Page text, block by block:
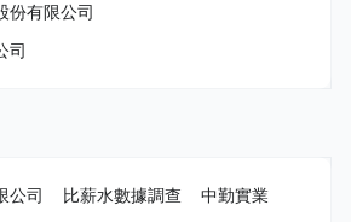
份有限公司
司
公司 比薪水數據調查
中勤實業